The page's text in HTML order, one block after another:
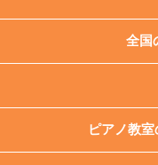
全国
ピアノ教